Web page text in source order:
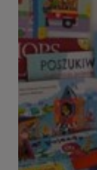
W tej
audiobooki
zbiorów
aby
tytuły i
pozycja
informacją o
do częstych